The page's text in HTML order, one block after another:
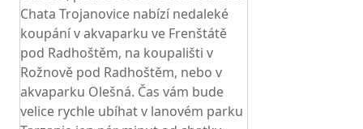
Chata Trojanovice nabízí nedaleké
koupání v akvaparku ve Frenštátě
pod Radhoštěm, na koupališti v
Rožnově pod Radhoštěm, nebo v
akvaparku Olešná. Čas vám bude
velice rychle ubíhat v lanovém parku